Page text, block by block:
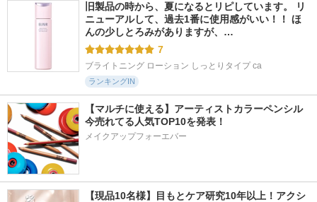
旧製品の時から、夏になるとリピしています。 リ
ニューアルして、過去1番に使用感がいい！！ ほ
んの少しとろみがありますが、…
7
ブライトニング ローション しっとりタイプ ca
ランキングIN
【マルチに使える】アーティストカラーペンシル
今売れてる人気TOP10を発表！
メイクアップフォーエバー
【現品10名様】目もとケア研究10年以上！アクシ